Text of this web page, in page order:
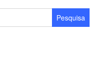
Pesquisa